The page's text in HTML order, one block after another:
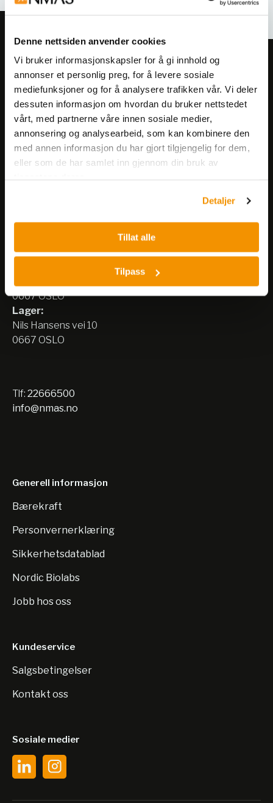
Denne nettsiden anvender cookies
Vi bruker informasjonskapsler for å gi innhold og
annonser et personlig preg, for å levere sosiale
mediefunksjoner og for å analysere trafikken vår. Vi deler
dessuten informasjon om hvordan du bruker nettstedet
vårt, med partnerne våre innen sosiale medier,
annonsering og analysearbeid, som kan kombinere den
med annen informasjon du har gjort tilgjengelig for dem,
eller som de har samlet inn gjennom din bruk av
Detaljer
Tillat alle
Tilpass
Meld deg på vårt nyhetsbrev!
Få informasjon om produkter,
arrangementer og kampanjer.
Meld på nyhetsbrev
0667 OSLO
Lager:
Nils Hansens vei 10
0667 OSLO
Tlf: 22666500
info@nmas.no
Generell informasjon
Bærekraft
Personvernerklæring
Sikkerhetsdatablad
Nordic Biolabs
Jobb hos oss
Kundeservice
Salgsbetingelser
Kontakt oss
Sosiale medier